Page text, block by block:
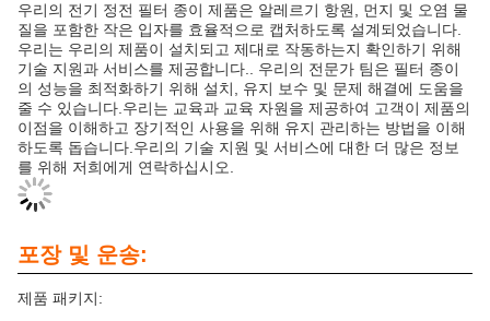
우리의 전기 정전 필터 종이 제품은 알레르기 항원, 먼지 및 오염 물
질을 포함한 작은 입자를 효율적으로 캡처하도록 설계되었습니다.
우리는 우리의 제품이 설치되고 제대로 작동하는지 확인하기 위해
기술 지원과 서비스를 제공합니다.. 우리의 전문가 팀은 필터 종이
의 성능을 최적화하기 위해 설치, 유지 보수 및 문제 해결에 도움을
줄 수 있습니다.우리는 교육과 교육 자원을 제공하여 고객이 제품의
이점을 이해하고 장기적인 사용을 위해 유지 관리하는 방법을 이해
하도록 돕습니다.우리의 기술 지원 및 서비스에 대한 더 많은 정보
를 위해 저희에게 연락하십시오.
포장 및 운송:
제품 패키지: